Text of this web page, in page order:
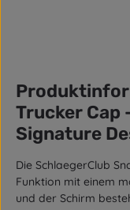
Trucker
Signature
Die SchlaegerClub
Funktion mit einem
und der Schirm